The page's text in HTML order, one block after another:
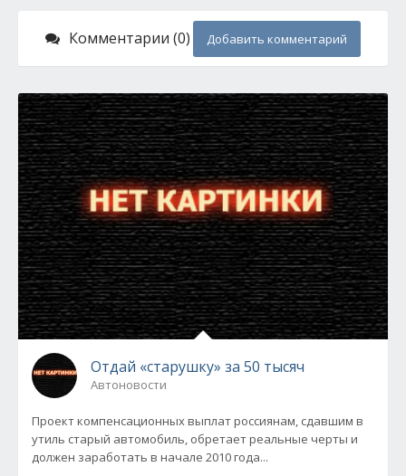
Комментарии (0) Добавить комментарий
Отдай «старушку» за 50 тысяч
Автоновости
Проект компенсационных выплат россиянам, сдавшим в
утиль старый автомобиль, обретает реальные черты и
должен заработать в начале 2010 года...